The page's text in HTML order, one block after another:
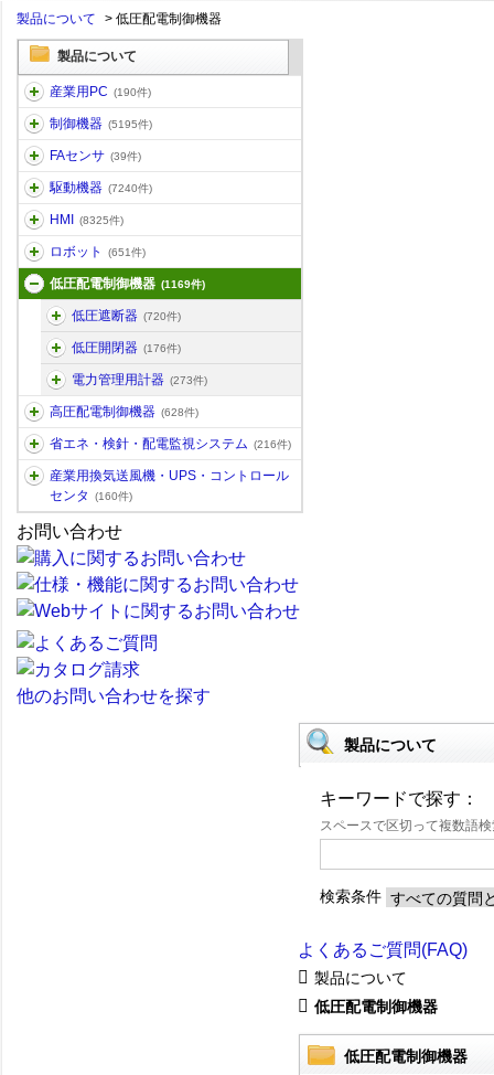
製品について > 低圧配電制御機器
製品について
産業用PC (190件)
制御機器 (5195件)
FAセンサ (39件)
駆動機器 (7240件)
HMI (8325件)
ロボット (651件)
低圧配電制御機器 (1169件)
低圧遮断器 (720件)
低圧開閉器 (176件)
電力管理用計器 (273件)
高圧配電制御機器 (628件)
省エネ・検針・配電監視システム (216件)
産業用換気送風機・UPS・コントロール
センタ
(160件)
お問い合わせ
他のお問い合わせを探す
製品について
キーワードで探す：
スペースで区切って複数語
検索条件
よくあるご質問(FAQ)
製品について
低圧配電制御機器
低圧配電制御機器